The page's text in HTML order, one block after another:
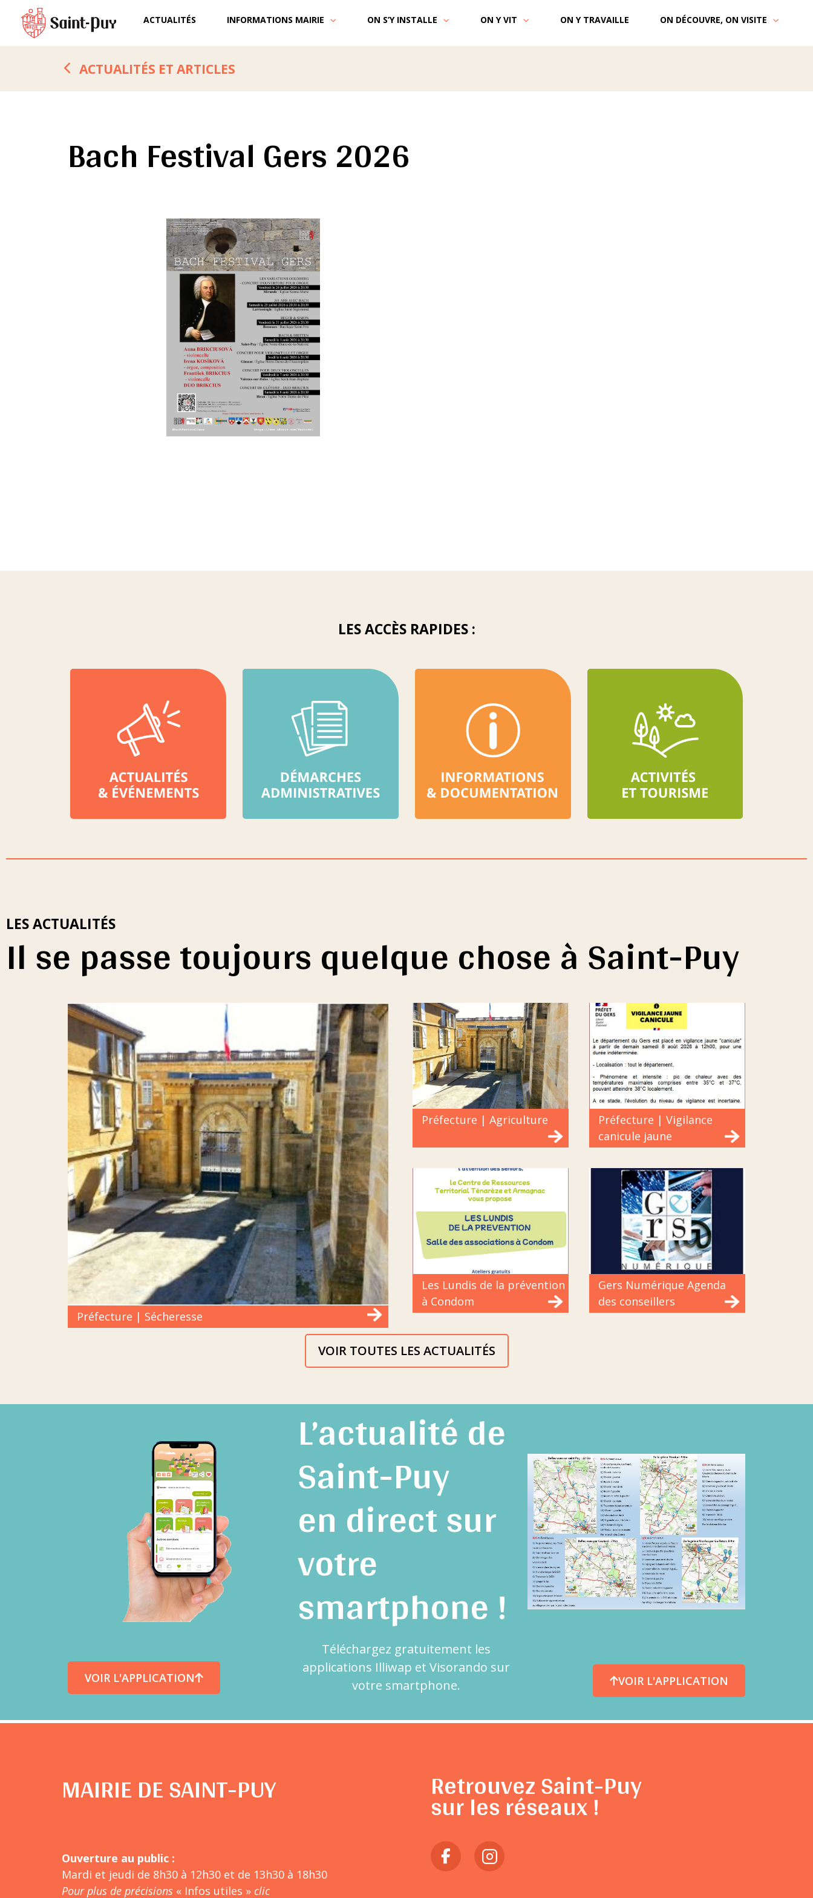
ACTUALITÉS INFORMATIONS MAIRIE ON S’Y INSTALLE ON Y VIT ON Y TRAVAILLE ON DÉCOUVRE, ON VISITE
ACTUALITÉS ET ARTICLES
Bach Festival Gers 2026
LES ACCÈS RAPIDES :
LES ACTUALITÉS
Il se passe toujours quelque chose à Saint-Puy
Préfecture | Sécheresse
Préfecture | Agriculture
Préfecture | Vigilance
canicule jaune
Les Lundis de la prévention
à Condom
Gers Numérique Agenda
des conseillers
VOIR TOUTES LES ACTUALITÉS
VOIR L'APPLICATION
L’actualité de
Saint-Puy
en direct sur
votre
smartphone !
Téléchargez gratuitement les
applications Illiwap et Visorando sur
votre smartphone.
VOIR L'APPLICATION
MAIRIE DE SAINT-PUY
Ouverture au public :
Mardi et jeudi de 8h30 à 12h30 et de 13h30 à 18h30
Pour plus de précisions « Infos utiles » clic
Retrouvez Saint-Puy
sur les réseaux !